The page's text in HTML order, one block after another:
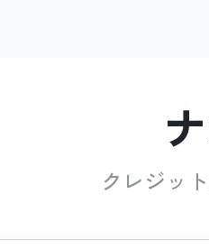
クレジッ